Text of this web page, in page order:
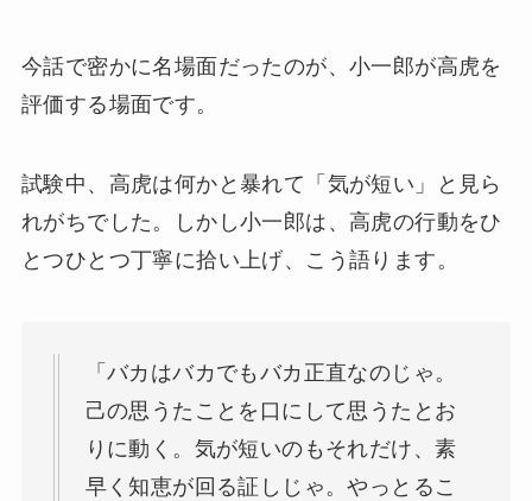
今話で密かに名場面だったのが、小一郎が高虎を
評価する場面です。
試験中、高虎は何かと暴れて「気が短い」と見ら
れがちでした。しかし小一郎は、高虎の行動をひ
とつひとつ丁寧に拾い上げ、こう語ります。
「バカはバカでもバカ正直なのじゃ。
己の思うたことを口にして思うたとお
りに動く。気が短いのもそれだけ、素
早く知恵が回る証しじゃ。やっとるこ